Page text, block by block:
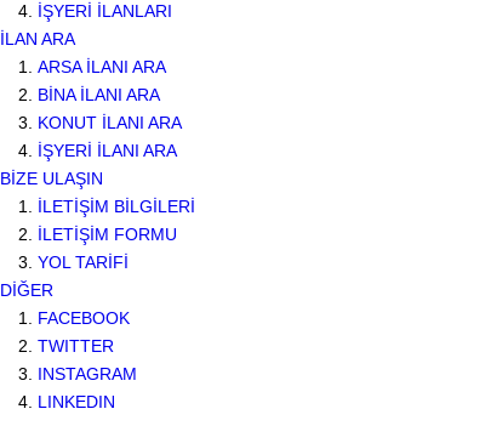
İŞYERİ İLANLARI
İLAN ARA
ARSA İLANI ARA
BİNA İLANI ARA
KONUT İLANI ARA
İŞYERİ İLANI ARA
BİZE ULAŞIN
İLETİŞİM BİLGİLERİ
İLETİŞİM FORMU
YOL TARİFİ
DİĞER
FACEBOOK
TWITTER
INSTAGRAM
LINKEDIN